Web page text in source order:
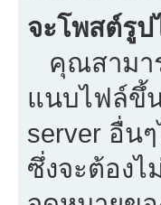
จะโพสต์รูป
คุณสามา
แนบไฟล์ขึ้
server อื่น
ซึ่งจะต้อง